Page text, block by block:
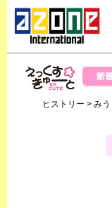
えっくすきゅー
ヒストリー > みう